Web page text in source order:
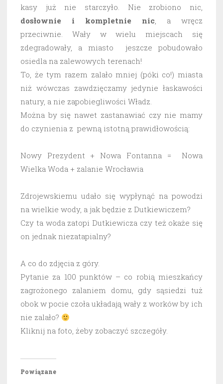
kasy już nie starczyło. Nie zrobiono nic,
dosłownie i kompletnie nic, a wręcz
przeciwnie. Wały w wielu miejscach się
zdegradowały, a miasto jeszcze pobudowało
osiedla na zalewowych terenach!
To, że tym razem zalało mniej (póki co!) miasta
niż wówczas zawdzięczamy jedynie łaskawości
natury, a nie zapobiegliwości Władz.
Można by się nawet zastanawiać czy nie mamy
do czynienia z pewną istotną prawidłowością:
Nowy Prezydent + Nowa Fontanna = Nowa
Wielka Woda + zalanie Wrocławia
Zdrojewskiemu udało się wypłynąć na powodzi
na wielkie wody, a jak będzie z Dutkiewiczem?
Czy ta woda zatopi Dutkiewicza czy też okaże się
on jednak niezatapialny?
A co do zdjęcia z góry.
Pytanie za 100 punktów – co robią mieszkańcy
zagrożonego zalaniem domu, gdy sąsiedzi tuż
obok w pocie czoła układają wały z worków by ich
nie zalało?
Kliknij na foto, żeby zobaczyć szczegóły.
Powiązane